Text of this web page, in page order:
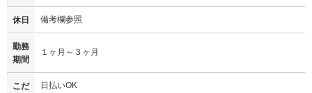
休日 備考欄参照
勤務
期間
１ヶ月～３ヶ月
こだ
日払いOK